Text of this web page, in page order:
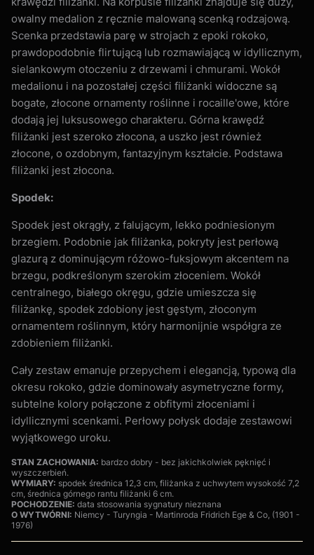
owalny medalion z ręcznie malowaną scenką rodzajową.
Scenka przedstawia parę w strojach z epoki rokoko,
prawdopodobnie flirtującą lub rozmawiającą w idyllicznym,
sielankowym otoczeniu z drzewami i chmurami. Wokół
medalionu i na pozostałej części filiżanki widoczne są
bogate, złocone ornamenty roślinne i rocaille'owe, które
dodają jej luksusowego charakteru. Górna krawędź
filiżanki jest szeroko złocona, a uszko jest również
złocone, o ozdobnym, fantazyjnym kształcie. Podstawa
filiżanki jest złocona.
Spodek:
Spodek jest okrągły, z falującym, lekko podniesionym
brzegiem. Podobnie jak filiżanka, pokryty jest perłową
glazurą z dominującym różowo-fuksjowym akcentem na
brzegu, podkreślonym szerokim złoceniem. Wokół
centralnego, białego okręgu, gdzie umieszcza się
filiżankę, spodek zdobiony jest gęstym, złoconym
ornamentem roślinnym, który harmonijnie współgra ze
zdobieniem filiżanki.
Cały zestaw emanuje przepychem i elegancją, typową dla
okresu rokoko, gdzie dominowały asymetryczne formy,
subtelne kolory połączone z obfitymi złoceniami i
idyllicznymi scenkami. Perłowy połysk dodaje zestawowi
wyjątkowego uroku.
STAN ZACHOWANIA: bardzo dobry - bez jakichkolwiek pęknięć i
wyszczerbień.
WYMIARY: spodek średnica 12,3 cm, filiżanka z uchwytem wysokość 7,2
cm, średnica górnego rantu filiżanki 6 cm.
POCHODZENIE: data stosowania sygnatury nieznana
O WYTWÓRNI: Niemcy - Turyngia - Martinroda Fridrich Ege & Co, (1901 -
1976)